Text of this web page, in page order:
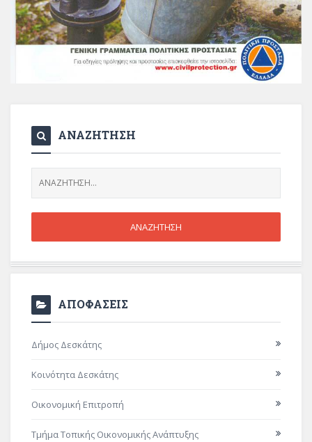
ΑΝΑΖΗΤΗΣΗ
ΑΠΟΦΑΣΕΙΣ
Δήμος Δεσκάτης
Κοινότητα Δεσκάτης
Οικονομική Επιτροπή
Τμήμα Τοπικής Οικονομικής Ανάπτυξης